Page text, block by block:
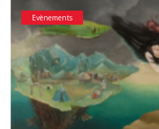
Evènements